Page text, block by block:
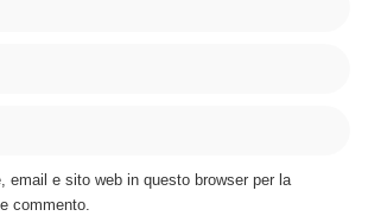
email e sito web in questo browser per la
commento.